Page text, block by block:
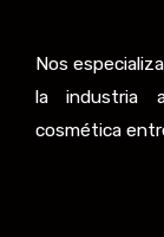
Nos
la industria
cosmética